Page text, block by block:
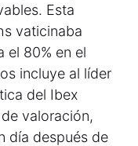
Esta
vaticinaba
el 80% en el
incluye al líder
del Ibex
valoración,
día después de